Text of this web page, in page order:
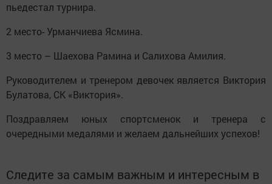
пьедестал турнира.
2 место- Урманчиева Ясмина.
3 место – Шаехова Рамина и Салихова Амилия.
Руководителем и тренером девочек является Виктория
Булатова, СК «Виктория».
Поздравляем юных спортсменок и тренера с
очередными медалями и желаем дальнейших успехов!
Следите за самым важным и интересным в